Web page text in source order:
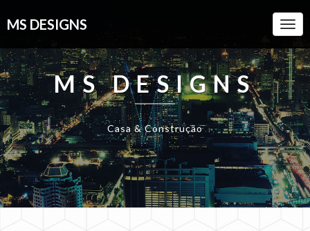
MS DESIGNS
MS DESIGNS
Casa & Construção